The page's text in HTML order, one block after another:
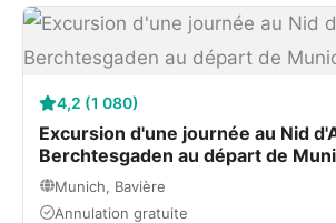
4,2 (1 080)
Excursion d'une journée au Nid
Berchtesgaden au départ de
Munich, Bavière
Annulation gratuite